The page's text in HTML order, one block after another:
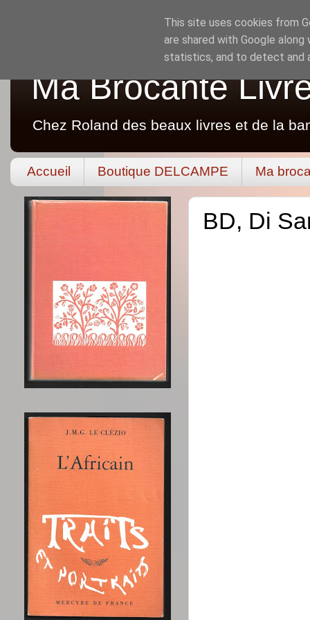
Ma Brocante
Chez Roland des beaux livres et de la
Accueil Boutique DELCAMPE Ma
BD, Di
This site uses cookies from
are shared with Google
statistics, and to detect and